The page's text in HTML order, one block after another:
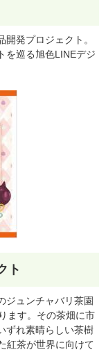
発プロジェクト。
を巡る旭色LINEデジ
ト
ジュンチャバリ茶園
ます。その茶畑に市
ずれ素晴らしい茶樹
紅茶が世界に向けて